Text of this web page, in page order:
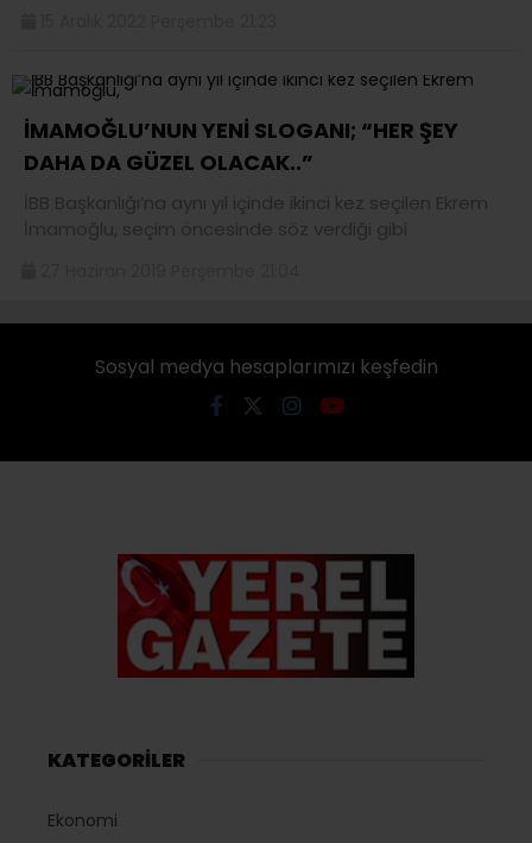
İMAMOĞLU’NUN YENİ SLOGANI; “HER ŞEY
DAHA DA GÜZEL OLACAK..”
İBB Başkanlığı’na aynı yıl içinde ikinci kez seçilen Ekrem
İmamoğlu, seçim öncesinde söz verdiği gibi
Sosyal medya hesaplarımızı keşfedin
KATEGORİLER
Ekonomi